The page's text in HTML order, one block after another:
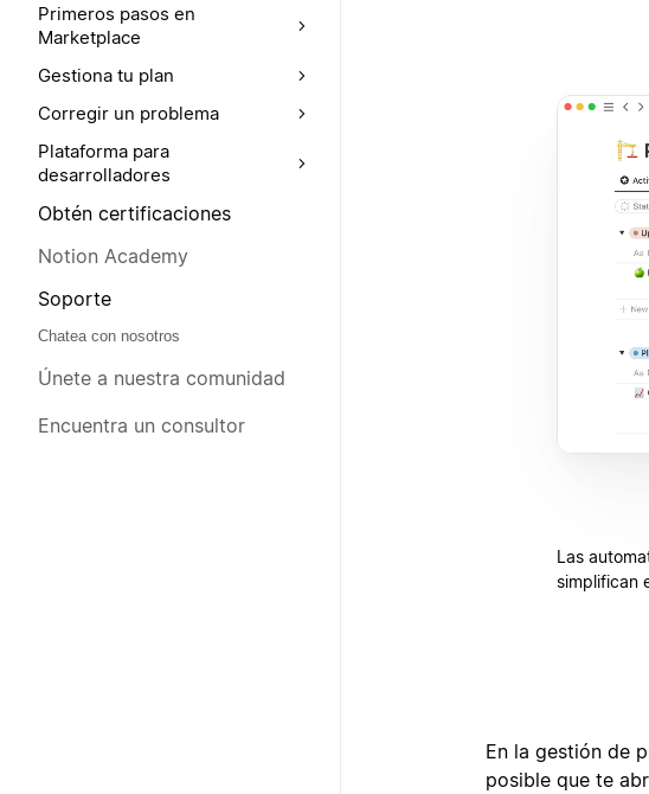
Primeros pasos en
Marketplace
Gestiona tu plan
Corregir un problema
Plataforma para
desarrolladores
Obtén certificaciones
Notion Academy
Soporte
Chatea con nosotros
Únete a nuestra comunidad
Encuentra un consultor
Las
simplifican
En la gestión de
posible que te